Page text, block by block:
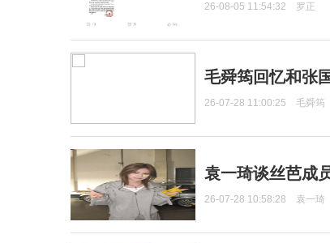
26-08-05 11:54:32 罗正
毛舜筠回忆和张
26-07-28 11:00:25 毛舜筠
袁一琦谈丝芭成
26-07-28 10:58:28 袁一琦